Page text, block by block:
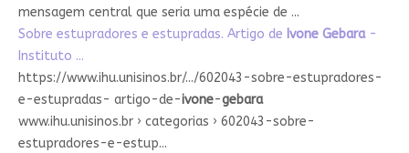
mensagem central que seria uma espécie de ...
Sobre estupradores e estupradas. Artigo de Ivone Gebara-
Instituto ...
https://www.ihu.unisinos.br/.../602043-sobre-estupradores-
e-estupradas- artigo-de-ivone-gebara
www.ihu.unisinos.br › categorias › 602043-sobre-
estupradores-e-estup...